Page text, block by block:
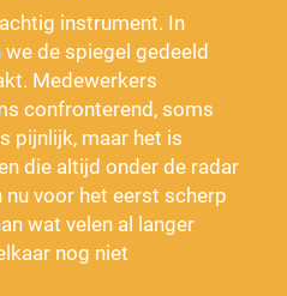
instrument. In
de spiegel gedeeld
Medewerkers
confronterend, soms
pijnlijk, maar het is
die altijd onder de radar
voor het eerst scherp
wat velen al langer
nog niet